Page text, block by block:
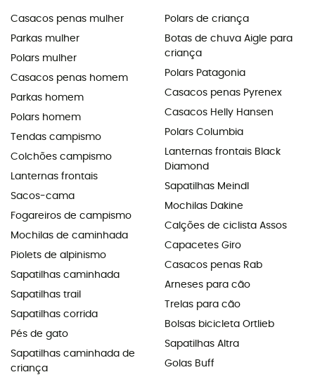
Casacos penas mulher
Parkas mulher
Polars mulher
Casacos penas homem
Parkas homem
Polars homem
Tendas campismo
Colchões campismo
Lanternas frontais
Sacos-cama
Fogareiros de campismo
Mochilas de caminhada
Piolets de alpinismo
Sapatilhas caminhada
Sapatilhas trail
Sapatilhas corrida
Pés de gato
Sapatilhas caminhada de
criança
Polars de criança
Botas de chuva Aigle para
criança
Polars Patagonia
Casacos penas Pyrenex
Casacos Helly Hansen
Polars Columbia
Lanternas frontais Black
Diamond
Sapatilhas Meindl
Mochilas Dakine
Calções de ciclista Assos
Capacetes Giro
Casacos penas Rab
Arneses para cão
Trelas para cão
Bolsas bicicleta Ortlieb
Sapatilhas Altra
Golas Buff